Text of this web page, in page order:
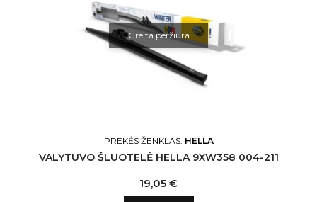
Greita peržiūra
PREKĖS ŽENKLAS: HELLA
VALYTUVO ŠLUOTELĖ HELLA 9XW358 004-211
Kaina
19,05 €